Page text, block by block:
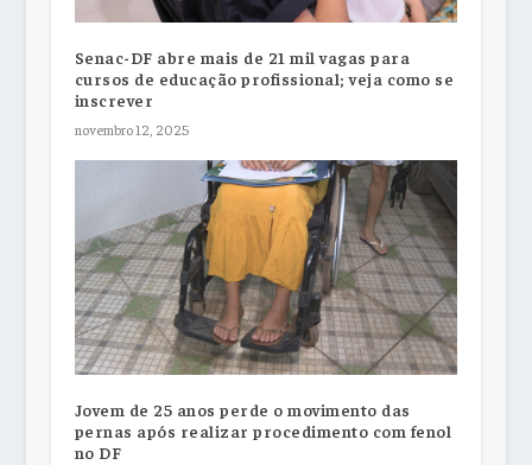
Senac-DF abre mais de 21 mil vagas para
cursos de educação profissional; veja como se
inscrever
novembro 12, 2025
Jovem de 25 anos perde o movimento das
pernas após realizar procedimento com fenol
no DF